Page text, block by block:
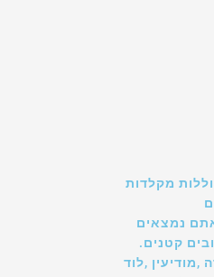
מקלדות
נמצאים
קטנים.
,לוד